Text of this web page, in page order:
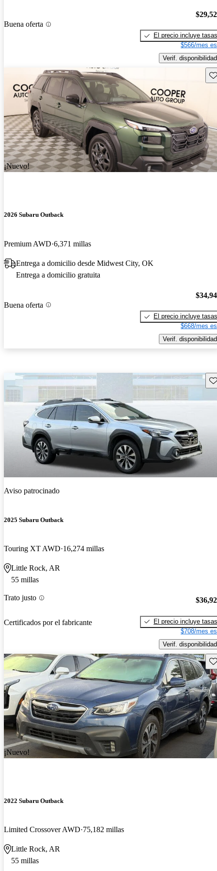
Buena oferta
El precio incluye tasas
$566/mes
Verif. disponibilidad
¡Nuevo!
2026 Subaru Outback
Premium AWD 6,371 millas
Entrega a domicilio desde Midwest City, OK
Entrega a domicilio gratuita
Buena oferta
El precio incluye tasas
$668/mes
Verif. disponibilidad
Aviso patrocinado
2025 Subaru Outback
Touring XT AWD 16,274 millas
Little Rock, AR
55 millas
Trato justo
Certificados por el fabricante
El precio incluye tasas
$708/mes
Verif. disponibilidad
¡Nuevo!
2022 Subaru Outback
Limited Crossover AWD 75,182 millas
Little Rock, AR
55 millas